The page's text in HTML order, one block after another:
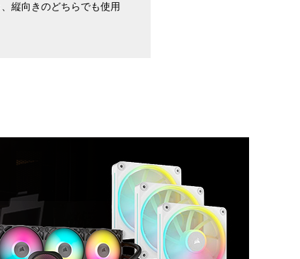
縦向きのどちらでも使用